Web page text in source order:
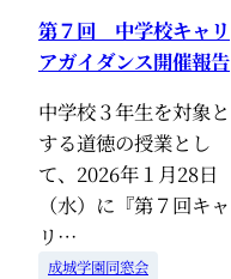
第７回 中学校キャリ
アガイダンス開催報告
中学校３年生を対象と
する道徳の授業とし
て、2026年１月28日
（水）に『第７回キャ
リ…
成城学園同窓会